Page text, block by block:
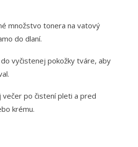
množstvo tonera na vatový
do dlaní.
vyčistenej pokožky tváre, aby
večer po čistení pleti a pred
krému.